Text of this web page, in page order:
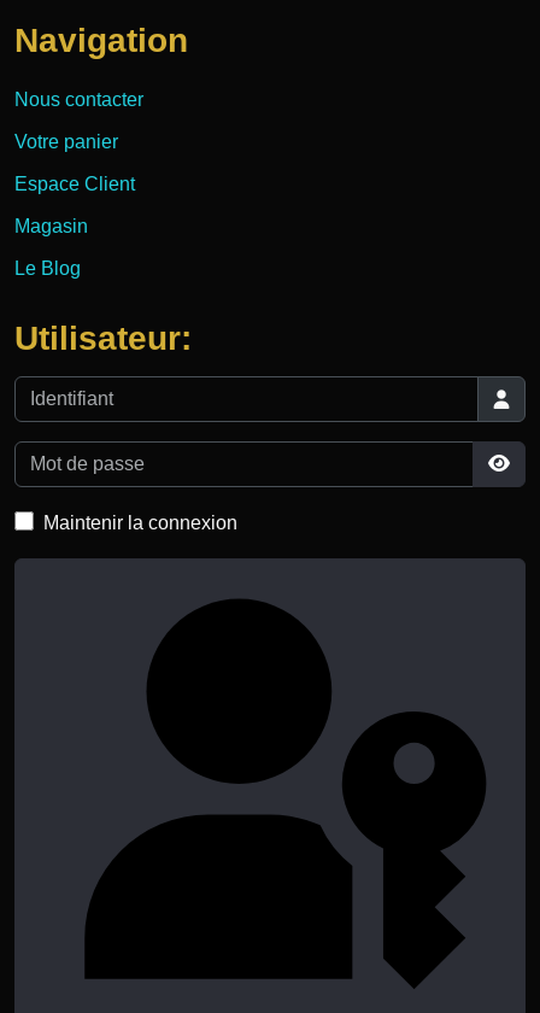
Navigation
Nous contacter
Votre panier
Espace Client
Magasin
Le Blog
Utilisateur:
Identifiant
Mot de passe
Maintenir la connexion